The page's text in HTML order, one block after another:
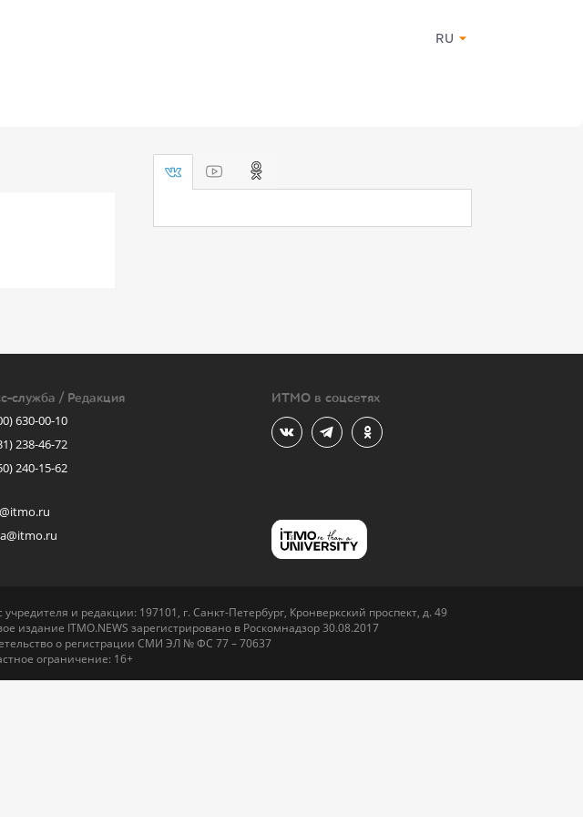
RU
служба / Редакция
630-00-10
238-46-72
240-15-62
ИТМО в соцсетях
учредителя и редакции: 197101, г. Санкт-Петербург, Кронверкский проспект, д. 49
издание ITMO.NEWS зарегистрировано в Роскомнадзор 30.08.2017
о регистрации СМИ ЭЛ № ФС 77 – 70637
ограничение: 16+